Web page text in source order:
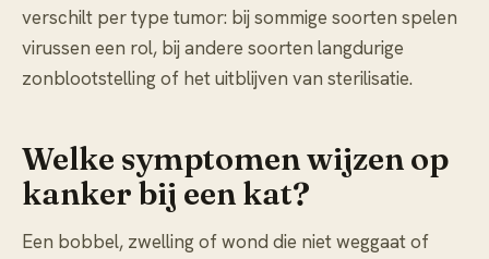
verschilt per type tumor: bij sommige soorten spelen
virussen een rol, bij andere soorten langdurige
zonblootstelling of het uitblijven van sterilisatie.
Welke symptomen wijzen op
kanker bij een kat?
Een bobbel, zwelling of wond die niet weggaat of